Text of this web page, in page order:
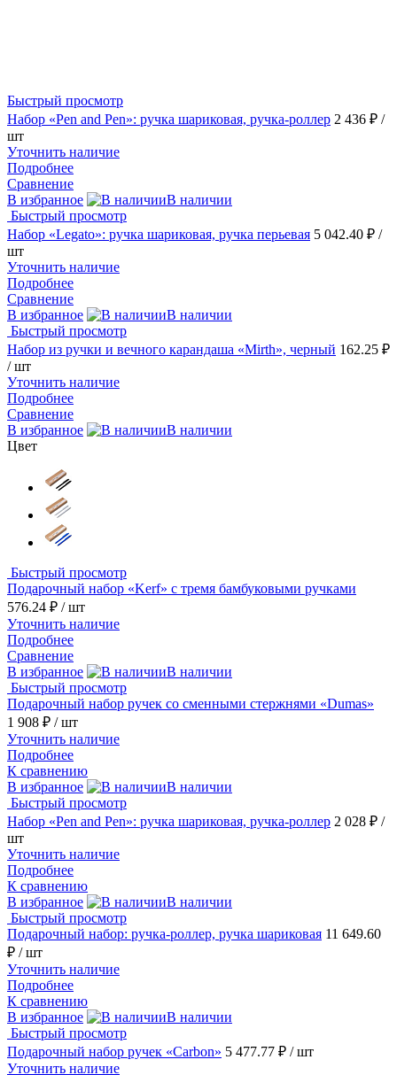
Быстрый просмотр
Набор «Pen and Pen»: ручка шариковая, ручка-роллер 2 436 ₽ /
шт
Уточнить наличие
Подробнее
Сравнение
В избранное
В наличии
Быстрый просмотр
Набор «Legato»: ручка шариковая, ручка перьевая 5 042.40 ₽ /
шт
Уточнить наличие
Подробнее
Сравнение
В избранное
В наличии
Быстрый просмотр
Набор из ручки и вечного карандаша «Mirth», черный 162.25 ₽
/ шт
Уточнить наличие
Подробнее
Сравнение
В избранное
В наличии
Цвет
Быстрый просмотр
Подарочный набор «Kerf» с тремя бамбуковыми ручками
576.24 ₽ / шт
Уточнить наличие
Подробнее
Сравнение
В избранное
В наличии
Быстрый просмотр
Подарочный набор ручек со сменными стержнями «Dumas»
1 908 ₽ / шт
Уточнить наличие
Подробнее
К сравнению
В избранное
В наличии
Быстрый просмотр
Набор «Pen and Pen»: ручка шариковая, ручка-роллер 2 028 ₽ /
шт
Уточнить наличие
Подробнее
К сравнению
В избранное
В наличии
Быстрый просмотр
Подарочный набор: ручка-роллер, ручка шариковая 11 649.60
₽ / шт
Уточнить наличие
Подробнее
К сравнению
В избранное
В наличии
Быстрый просмотр
Подарочный набор ручек «Carbon» 5 477.77 ₽ / шт
Уточнить наличие